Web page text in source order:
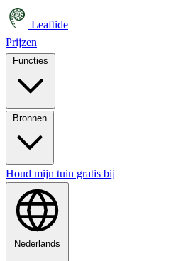
Leaftide
Prijzen
Houd mijn tuin gratis bij
Nederlands